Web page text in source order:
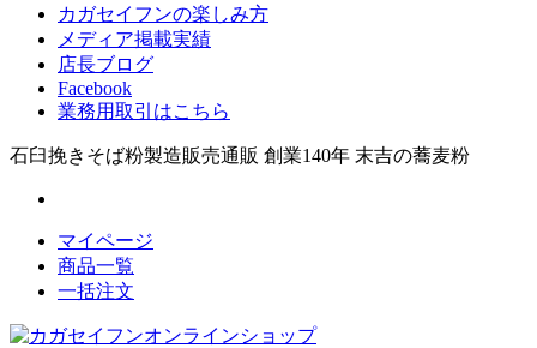
カガセイフンの楽しみ方
メディア掲載実績
店長ブログ
Facebook
業務用取引はこちら
石臼挽きそば粉製造販売通販 創業140年 末吉の蕎麦粉
マイページ
商品一覧
一括注文